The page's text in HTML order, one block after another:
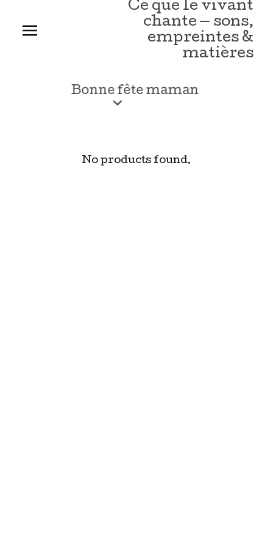
Ce que le vivant
chante — sons,
empreintes &
matières
BonneBonne fête maman
No products found.